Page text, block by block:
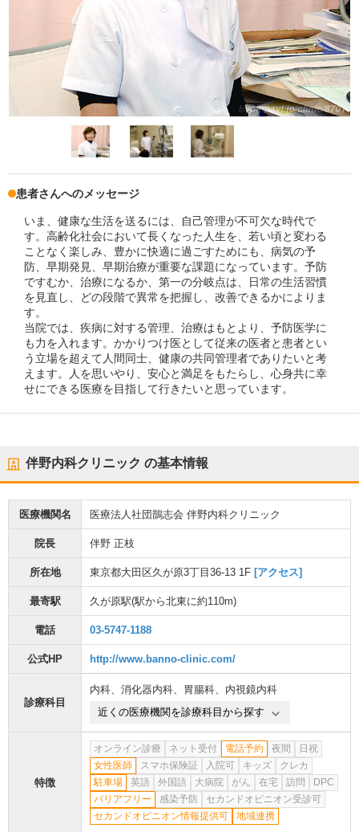
患者さんへのメッセージ
いま、健康な生活を送るには、自己管理が不可欠な時代で
す。高齢化社会において長くなった人生を、若い頃と変わる
ことなく楽しみ、豊かに快適に過ごすためにも、病気の予
防、早期発見、早期治療が重要な課題になっています。予防
ですむか、治療になるか、第一の分岐点は、日常の生活習慣
を見直し、どの段階で異常を把握し、改善できるかによりま
す。
当院では、疾病に対する管理、治療はもとより、予防医学に
も力を入れます。かかりつけ医として従来の医者と患者とい
う立場を超えて人間同士、健康の共同管理者でありたいと考
えます。人を思いやり、安心と満足をもたらし、心身共に幸
せにできる医療を目指して行きたいと思っています。
伴野内科クリニック の基本情報
医療機関名 医療法人社団鵲志会 伴野内科クリニック
院長 伴野 正枝
所在地 東京都大田区久が原3丁目36-13 1F [アクセス]
最寄駅 久が原駅(駅から北東に約110m)
電話 03-5747-1188
公式HP http://www.banno-clinic.com/
診療科目
内科、 消化器内科、 胃腸科、 内視鏡内科
近くの医療機関を診療科目から探す
特徴
オンライン診療 ネット受付 電話予約 夜間
日祝
女性医師
スマホ保険証 入院可 キッズ
クレカ
駐車場
英語 外国語 大病院 がん 在宅 訪問
DPC
バリアフリー
感染予防
セカンドオピニオン受診可
セカンドオピニオン情報提供可
地域連携